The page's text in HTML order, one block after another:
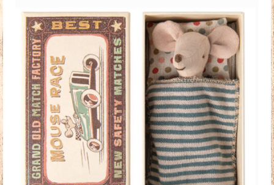
Poupées
Doudous
Mobilier & Accessoires
Blog
Contact
Panier